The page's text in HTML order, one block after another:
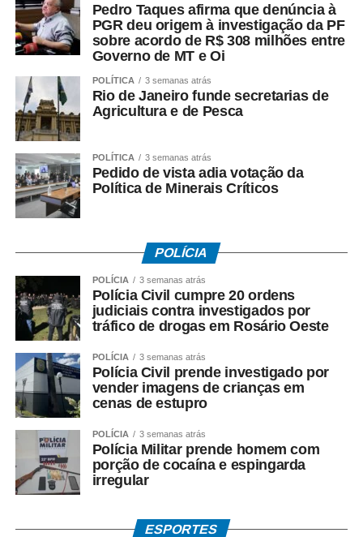
Pedro Taques afirma que denúncia à
PGR deu origem à investigação da PF
sobre acordo de R$ 308 milhões entre
Governo de MT e Oi
POLÍTICA 3 semanas atrás
Rio de Janeiro funde secretarias de
Agricultura e de Pesca
POLÍTICA 3 semanas atrás
Pedido de vista adia votação da
Política de Minerais Críticos
POLÍCIA
POLÍCIA 3 semanas atrás
Polícia Civil cumpre 20 ordens
judiciais contra investigados por
tráfico de drogas em Rosário Oeste
POLÍCIA 3 semanas atrás
Polícia Civil prende investigado por
vender imagens de crianças em
cenas de estupro
POLÍCIA 3 semanas atrás
Polícia Militar prende homem com
porção de cocaína e espingarda
irregular
ESPORTES